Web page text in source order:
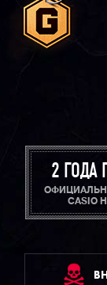
2 ГОДА
CASIO